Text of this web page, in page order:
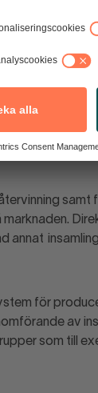
av denna
samt
annat
för
av
som till